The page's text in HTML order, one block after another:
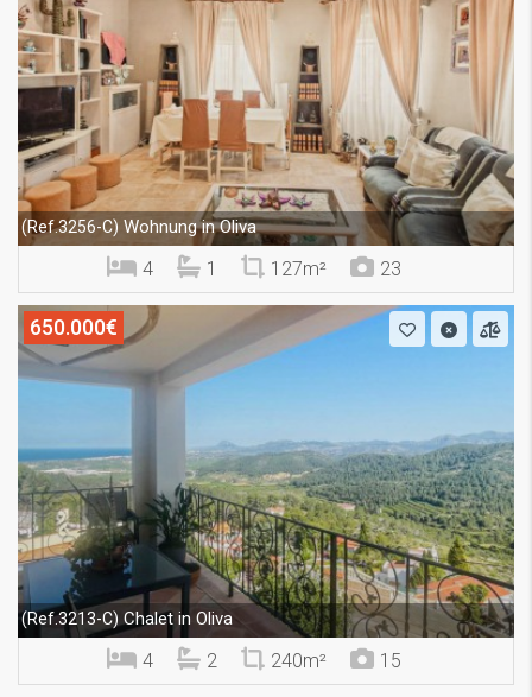
(Ref.3256-C) Wohnung in Oliva
4 1 127m² 23
650.000€
(Ref.3213-C) Chalet in Oliva
4 2 240m² 15